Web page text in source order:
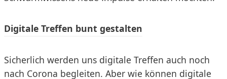
Digitale Treffen bunt gestalten
Sicherlich werden uns digitale Treffen auch noch
nach Corona begleiten. Aber wie können digitale